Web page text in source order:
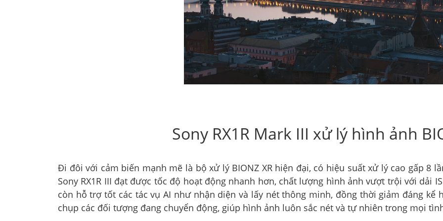
Sony RX1R Mark III xử lý hình ảnh
Đi đôi với cảm biến mạnh mẽ là bộ xử lý BIONZ XR hiện đại, có hiệu suất xử lý cao gấp 8
Sony RX1R III đạt được tốc độ hoạt động nhanh hơn, chất lượng hình ảnh vượt trội với dải
còn hỗ trợ tốt các tác vụ AI như nhận diện và lấy nét thông minh, đồng thời giảm đáng
chụp các đối tượng đang chuyển động, giúp hình ảnh luôn sắc nét và tự nhiên trong mọi